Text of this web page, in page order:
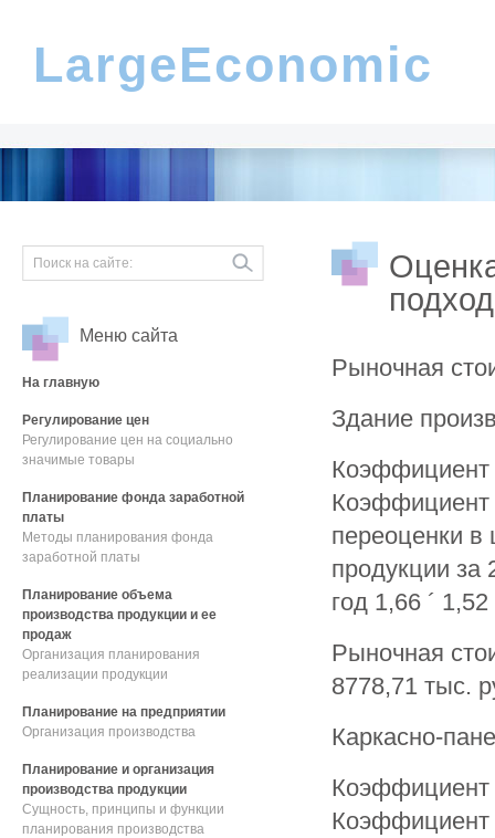
LargeEconomic
Рыночная
Здание
Коэффициент
Коэффициент
переоценки в
продукции за
год 1,66 ´
Рыночная
8778,71 тыс.
Каркасно-
Коэффициент
Коэффициент
Меню сайта
На главную
Регулирование цен
Регулирование цен на социально
значимые товары
Планирование фонда заработной
платы
Методы планирования фонда
заработной платы
Планирование объема
производства продукции и ее
продаж
Организация планирования
реализации продукции
Планирование на предприятии
Организация производства
Планирование и организация
производства продукции
Сущность, принципы и функции
планирования производства